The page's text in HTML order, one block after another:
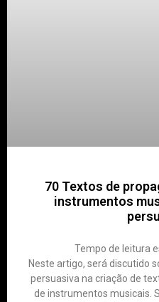
70 Textos de
instrumentos
Tempo de leitura
Neste artigo, será discutido
persuasiva na criação de
de instrumentos musicais.